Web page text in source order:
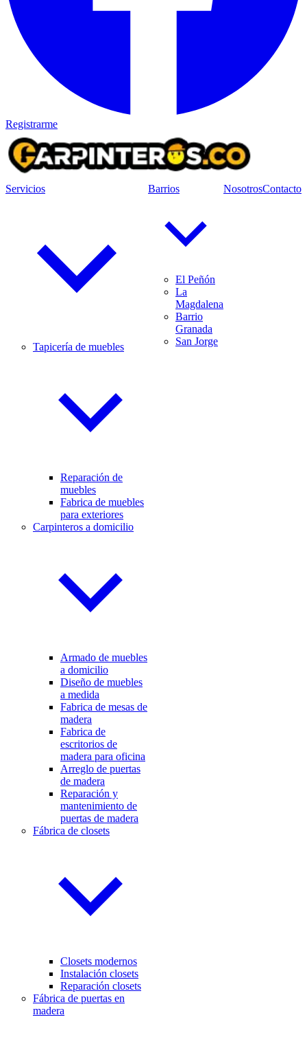
Registrarme
Servicios
Tapicería de muebles
Reparación de
muebles
Fabrica de muebles
para exteriores
Carpinteros a domicilio
Armado de muebles
a domicilio
Diseño de muebles
a medida
Fabrica de mesas de
madera
Fabrica de
escritorios de
madera para oficina
Arreglo de puertas
de madera
Reparación y
mantenimiento de
puertas de madera
Fábrica de closets
Closets modernos
Instalación closets
Reparación closets
Fábrica de puertas en
madera
Barrios
El Peñón
La
Magdalena
Barrio
Granada
San Jorge
NosotrosContacto